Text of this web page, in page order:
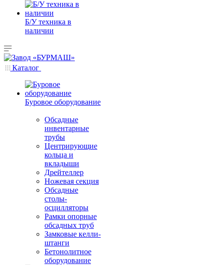
Б/У техника в
наличии
Каталог
Буровое оборудование
Обсадные
инвентарные
трубы
Центрирующие
кольца и
вкладыши
Дрейтеллер
Ножевая секция
Обсадные
столы-
осцилляторы
Рамки опорные
обсадных труб
Замковые келли-
штанги
Бетонолитное
оборудование